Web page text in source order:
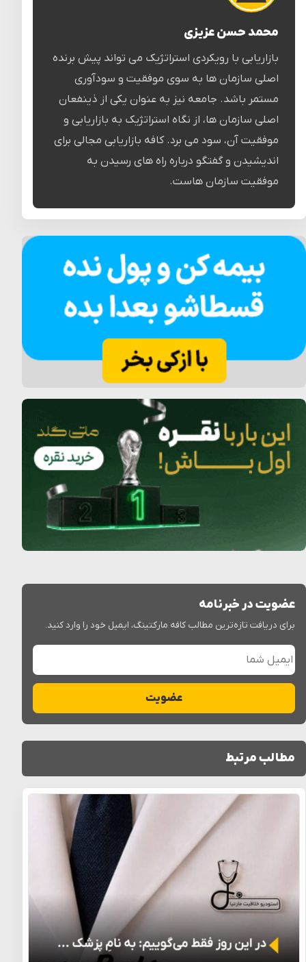
محمد حسن عزیزی
بازاریابی با رویکردی استراتژیک می تواند پیش برنده
اصلی سازمان ها به سوی موفقیت و سودآوری
مستمر باشد. جامعه نیز به عنوان یکی از ذینفعان
اصلی سازمان ها، از نگاه استراتژیک به بازاریابی و
موفقیت آن، سود می برد. کافه بازاریابی مجالی برای
اندیشیدن و گفتگو درباره راه های رسیدن به
موفقیت سازمان هاست.
عضویت در خبرنامه
برای دریافت تازه‌ترین مطالب کافه مارکتینگ، ایمیل خود را وارد کنید.
ایمیل شما
عضویت
مطالب مرتبط